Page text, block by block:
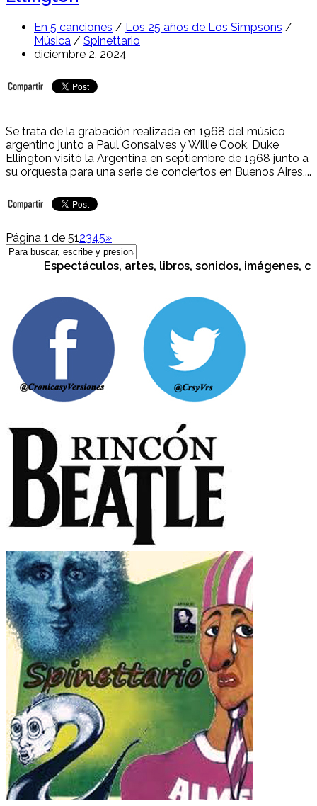
En 5 canciones / Los 25 años de Los Simpsons /
Música / Spinettario
diciembre 2, 2024
Se trata de la grabación realizada en 1968 del músico
argentino junto a Paul Gonsalves y Willie Cook. Duke
Ellington visitó la Argentina en septiembre de 1968 junto a
su orquesta para una serie de conciertos en Buenos Aires,...
Página 1 de 51 2345»
Espectáculos, artes, libros, sonidos, imágenes,